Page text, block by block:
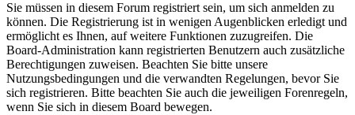
Sie müssen in diesem Forum registriert sein, um sich anmelden zu
können. Die Registrierung ist in wenigen Augenblicken erledigt und
ermöglicht es Ihnen, auf weitere Funktionen zuzugreifen. Die
Board-Administration kann registrierten Benutzern auch zusätzliche
Berechtigungen zuweisen. Beachten Sie bitte unsere
Nutzungsbedingungen und die verwandten Regelungen, bevor Sie
sich registrieren. Bitte beachten Sie auch die jeweiligen Forenregeln,
wenn Sie sich in diesem Board bewegen.